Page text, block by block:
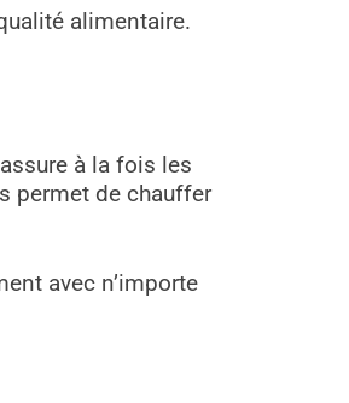
alimentaire.
à la fois les
permet de chauffer
avec n’importe